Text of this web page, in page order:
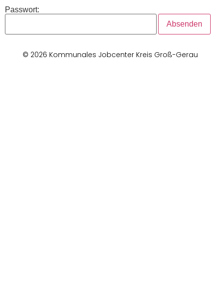
Passwort:
© 2026 Kommunales Jobcenter Kreis Groß-Gerau